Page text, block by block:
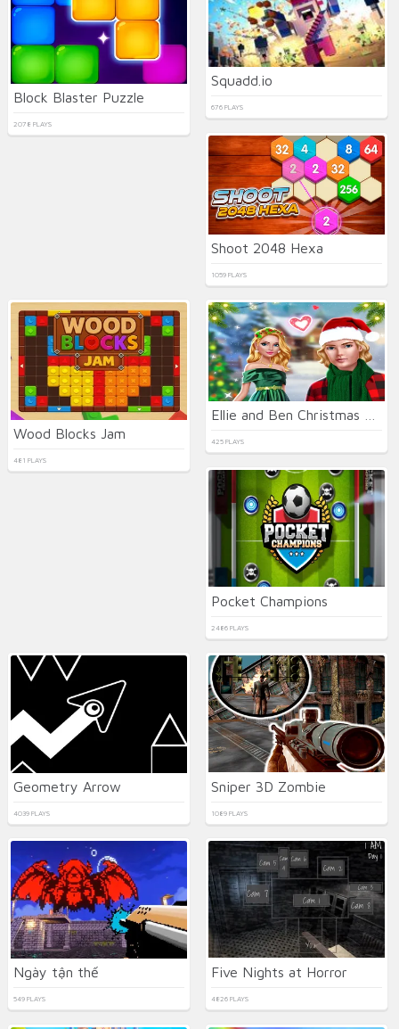
Block Blaster Puzzle
2078 PLAYS
Squadd.io
676 PLAYS
Shoot 2048 Hexa
1059 PLAYS
Wood Blocks Jam
481 PLAYS
425 PLAYS
Pocket Champions
2486 PLAYS
Geometry Arrow
4039 PLAYS
Sniper 3D Zombie
1089 PLAYS
Ngày tận thế
549 PLAYS
Five Nights at Horror
4826 PLAYS